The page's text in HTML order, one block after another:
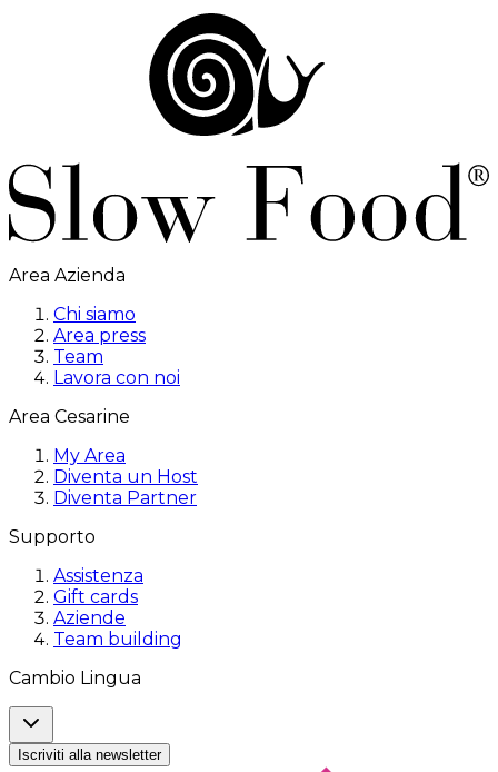
Area Azienda
Chi siamo
Area press
Team
Lavora con noi
Area Cesarine
My Area
Diventa un Host
Diventa Partner
Supporto
Assistenza
Gift cards
Aziende
Team building
Cambio Lingua
Iscriviti alla newsletter